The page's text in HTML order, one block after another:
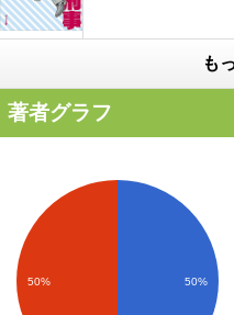
も
著者グラフ
50% 50%